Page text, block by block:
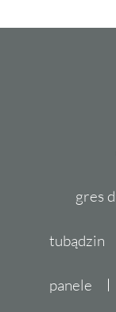
gres
tubądzin
panele